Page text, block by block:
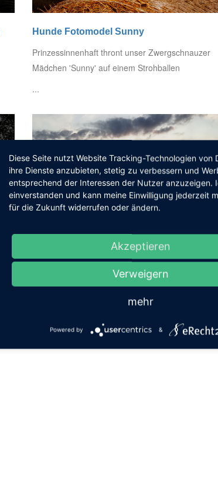
Hunde Fotomodel Sunny
Prinzessinnenhaft thront unser Zwergschnauzer
Mädchen 'Sunny' auf einem Strohballen
...
Sonnenuntergang auf Hiddensee
Wer ein Faible für schöne Sonnenuntergänge hat,
Diese Seite nutzt Website Tracking-Technologien von
ihre Dienste anzubieten, stetig zu verbessern und
entsprechend der Interessen der Nutzer anzuzeigen.
einverstanden und kann meine Einwilligung jederzeit
für die Zukunft widerrufen oder ändern.
Akzeptieren
Verweigern
mehr
Powered by &